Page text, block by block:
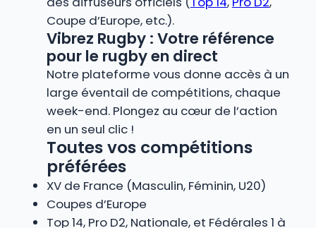
Coupe d’Europe, etc.).
Vibrez Rugby : Votre référence
pour le rugby en direct
Notre plateforme vous donne accès à un
large éventail de compétitions, chaque
week-end. Plongez au cœur de l’action
en un seul clic !
Toutes vos compétitions
préférées
XV de France (Masculin, Féminin, U20)
Coupes d’Europe
Top 14, Pro D2, Nationale, et Fédérales 1 à